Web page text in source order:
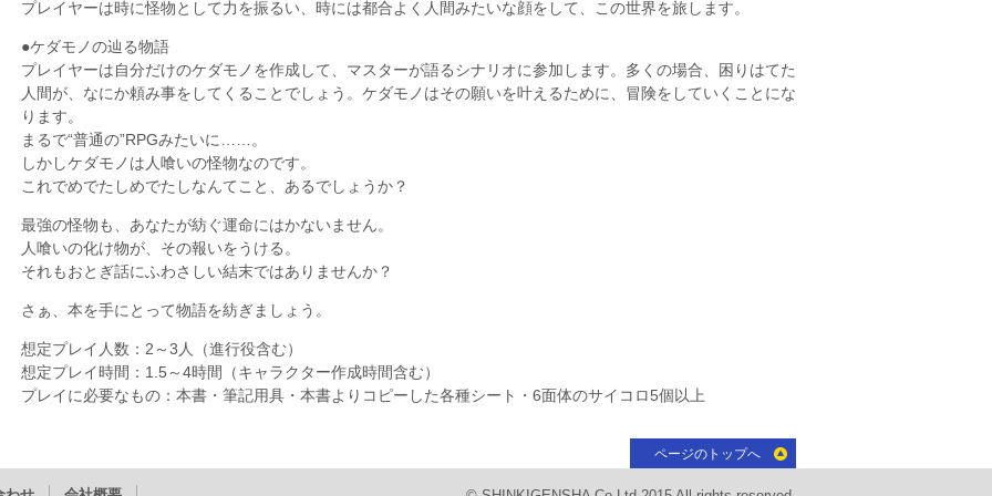
プレイヤーは時に怪物として力を振るい、時には都合よく人間みたいな顔をして、この世界を旅します。
●ケダモノの辿る物語
プレイヤーは自分だけのケダモノを作成して、マスターが語るシナリオに参加します。多くの場合、困りはてた
人間が、なにか頼み事をしてくることでしょう。ケダモノはその願いを叶えるために、冒険をしていくことにな
ります。
まるで“普通の”RPGみたいに……。
しかしケダモノは人喰いの怪物なのです。
これでめでたしめでたしなんてこと、あるでしょうか？
最強の怪物も、あなたが紡ぐ運命にはかないません。
人喰いの化け物が、その報いをうける。
それもおとぎ話にふわさしい結末ではありませんか？
さぁ、本を手にとって物語を紡ぎましょう。
想定プレイ人数：2～3人（進行役含む）
想定プレイ時間：1.5～4時間（キャラクター作成時間含む）
プレイに必要なもの：本書・筆記用具・本書よりコピーした各種シート・6面体のサイコロ5個以上
ページのトップへ